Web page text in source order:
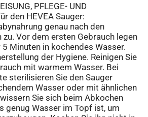
PFLEGE- UND
den HEVEA Sauger:
genau nach den
Vor dem ersten Gebrauch legen
5 Minuten in kochendes Wasser.
der Hygiene. Reinigen Sie
mit warmem Wasser. Bei
sterilisieren Sie den Sauger
Wasser oder mit ähnlichen
Sie sich beim Abkochen
genug Wasser im Topf ist, um